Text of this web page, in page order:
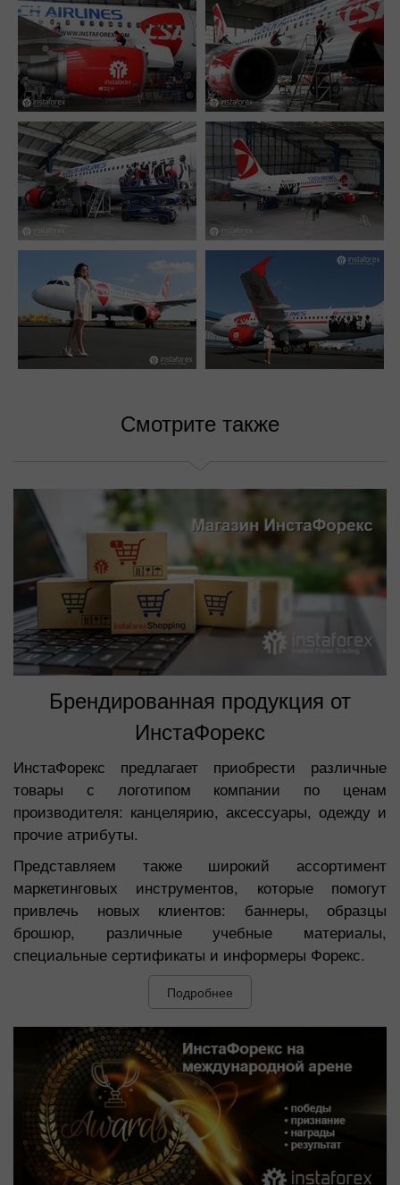
Смотрите также
Брендированная продукция от
ИнстаФорекс
ИнстаФорекс предлагает приобрести различные
товары с логотипом компании по ценам
производителя: канцелярию, аксессуары, одежду и
прочие атрибуты.
Представляем также широкий ассортимент
маркетинговых инструментов, которые помогут
привлечь новых клиентов: баннеры, образцы
брошюр, различные учебные материалы,
специальные сертификаты и информеры Форекс.
Подробнее